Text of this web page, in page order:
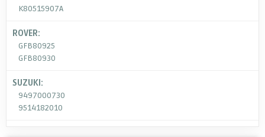
K80515907A
ROVER:
GFB80925
GFB80930
SUZUKI:
9497000730
9514182010